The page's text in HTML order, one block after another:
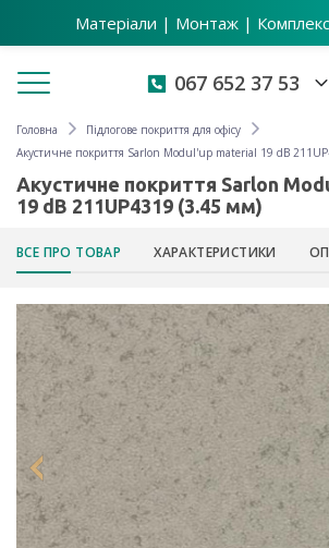
Матеріали | Монтаж |
Toggle navigation 067 652 37 53
Головна
Підлогове покриття для офісу
Акустичне покриття Sarlon Modul'up material 19 dB
Акустичне покриття Sarlon
19 dB 211UP4319 (3.45 мм)
ВСЕ ПРО ТОВАР ХАРАКТЕРИСТИКИ